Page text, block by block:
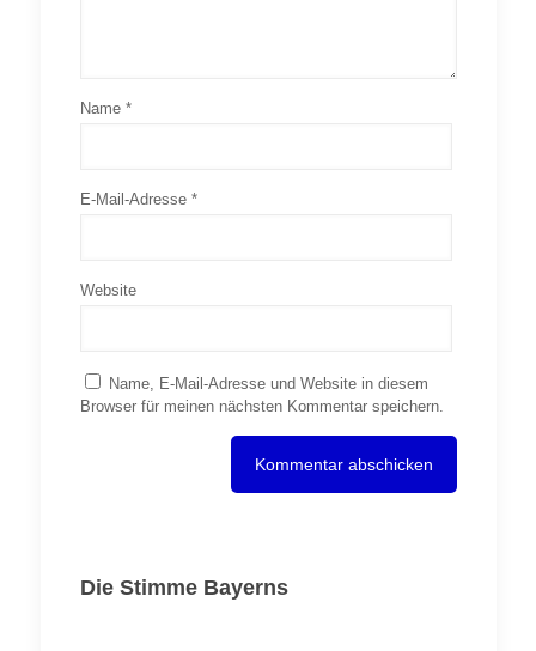
Name *
E-Mail-Adresse *
Website
Name, E-Mail-Adresse und Website in diesem
Browser für meinen nächsten Kommentar speichern.
Die Stimme Bayerns